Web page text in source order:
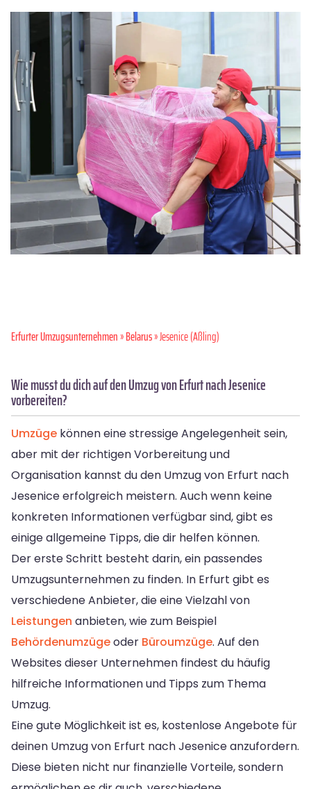
Erfurter Umzugsunternehmen»Belarus» Jesenice (Aßling)
Wie musst du dich auf den Umzug von Erfurt nach Jesenice
vorbereiten?
Umzüge können eine stressige Angelegenheit sein,
aber mit der richtigen Vorbereitung und
Organisation kannst du den Umzug von Erfurt nach
Jesenice erfolgreich meistern. Auch wenn keine
konkreten Informationen verfügbar sind, gibt es
einige allgemeine Tipps, die dir helfen können.
Der erste Schritt besteht darin, ein passendes
Umzugsunternehmen zu finden. In Erfurt gibt es
verschiedene Anbieter, die eine Vielzahl von
Leistungen anbieten, wie zum Beispiel
Behördenumzügeoder Büroumzüge. Auf den
Websites dieser Unternehmen findest du häufig
hilfreiche Informationen und Tipps zum Thema
Umzug.
Eine gute Möglichkeit ist es, kostenlose Angebote für
deinen Umzug von Erfurt nach Jesenice anzufordern.
Diese bieten nicht nur finanzielle Vorteile, sondern